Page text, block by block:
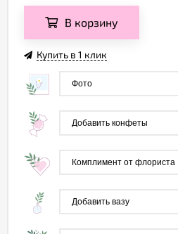
В корзину
Купить в 1 клик